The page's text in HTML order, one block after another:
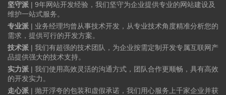
坚守派 | 9年网站开发经验，我们坚守为企业提供专业的网站建设及
维护一站式服务。
专业派 | 业务经理均曾从事技术开发，从专业技术角度精准分析您的
需求，提供可行的开发方案。
技术派 | 我们有超强的技术团队，为企业按需定制开发专属互联网产
品提供强大的技术支持。
实力派 | 我们使用高效灵活的沟通方式，团队合作更顺畅，具有高效
的开发实力。
走心派 | 抛开浮夸的包装和虚假承诺，我们用心服务上千家企业并获